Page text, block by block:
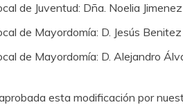
de Juventud: Dña. Noelia
de Mayordomía: D. Jesús
de Mayordomía: D. Alejandro
esta modificación por